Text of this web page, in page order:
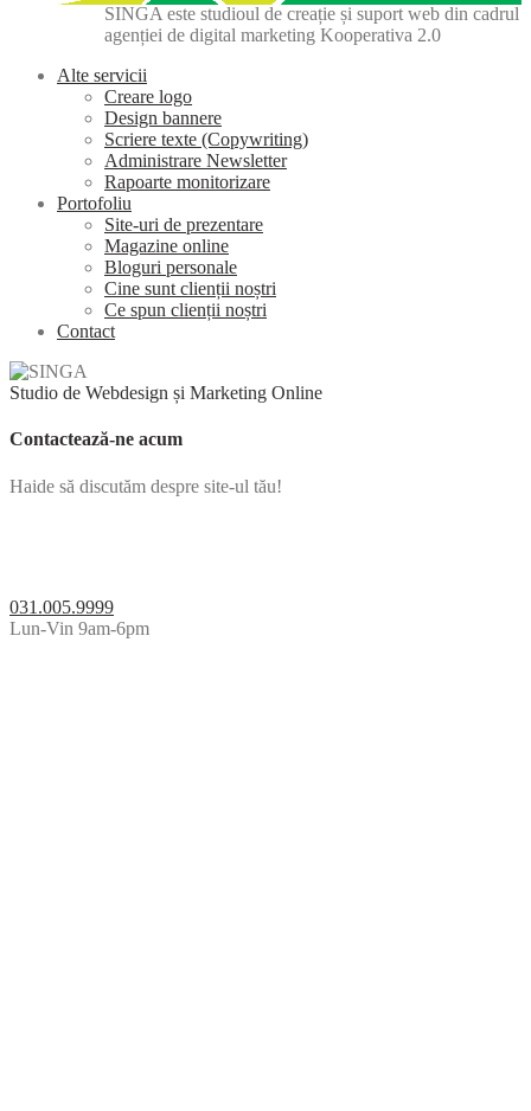
SINGA este studioul de creație și suport web din cadrul
agenției de digital marketing Kooperativa 2.0
Alte servicii
Creare logo
Design bannere
Scriere texte (Copywriting)
Administrare Newsletter
Rapoarte monitorizare
Portofoliu
Site-uri de prezentare
Magazine online
Bloguri personale
Cine sunt clienții noștri
Ce spun clienții noștri
Contact
Studio de Webdesign și Marketing Online
Contactează-ne acum
Haide să discutăm despre site-ul tău!
031.005.9999
Lun-Vin 9am-6pm